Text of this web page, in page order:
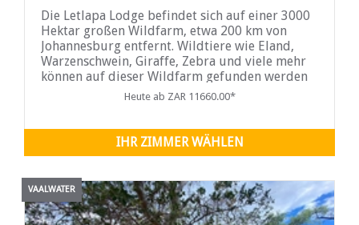
Die Letlapa Lodge befindet sich auf einer 3000
Hektar großen Wildfarm, etwa 200 km von
Johannesburg entfernt. Wildtiere wie Eland,
Warzenschwein, Giraffe, Zebra und viele mehr
können auf dieser Wildfarm gefunden werden
Heute ab ZAR 11660.00*
IHR ZIMMER WÄHLEN
VAALWATER